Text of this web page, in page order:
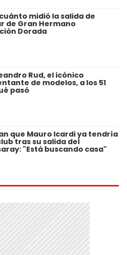
midió la salida de
de Gran Hermano
Dorada
Rud, el icónico
de modelos, a los 51
pasó
que Mauro Icardi ya tendría
tras su salida del
"Está buscando casa"